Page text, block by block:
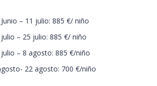
– 11 julio: 885 €/ niño
julio – 25 julio: 885 €/ niño
julio – 8 agosto: 885 €/niño
22 agosto: 700 €/niño